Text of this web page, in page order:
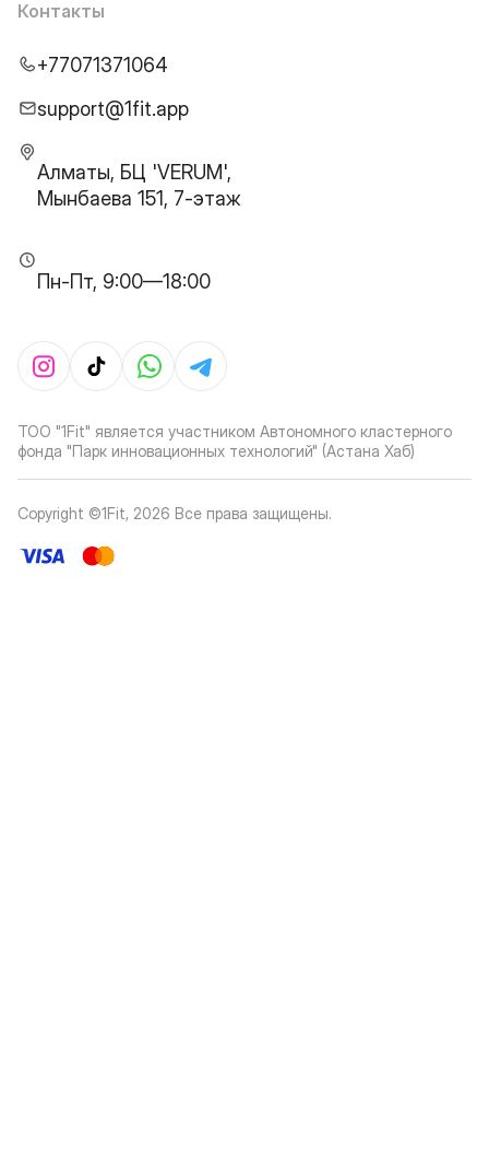
Контакты
+77071371064
support@1fit.app
Алматы, БЦ 'VERUM',
Мынбаева 151, 7-этаж
Пн-Пт, 9:00—18:00
ТОО "1Fit" является участником Автономного кластерного
фонда "Парк инновационных технологий" (Астана Хаб)
Copyright ©1Fit, 2026 Все права защищены.